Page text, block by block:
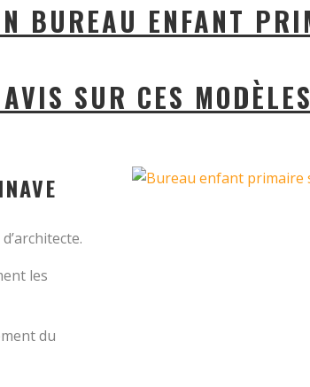
BUREAU ENFANT
SUR CES MODÈLES
les
du